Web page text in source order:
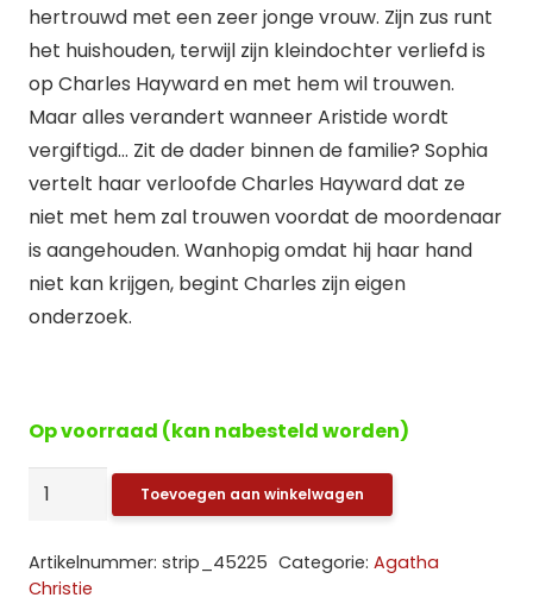
hertrouwd met een zeer jonge vrouw. Zijn zus runt
het huishouden, terwijl zijn kleindochter verliefd is
op Charles Hayward en met hem wil trouwen.
Maar alles verandert wanneer Aristide wordt
vergiftigd… Zit de dader binnen de familie? Sophia
vertelt haar verloofde Charles Hayward dat ze
niet met hem zal trouwen voordat de moordenaar
is aangehouden. Wanhopig omdat hij haar hand
niet kan krijgen, begint Charles zijn eigen
onderzoek.
Op voorraad (kan nabesteld worden)
Agatha
Het
Toevoegen aan winkelwagen
Artikelnummer: strip_45225 Categorie: Agatha
Christie